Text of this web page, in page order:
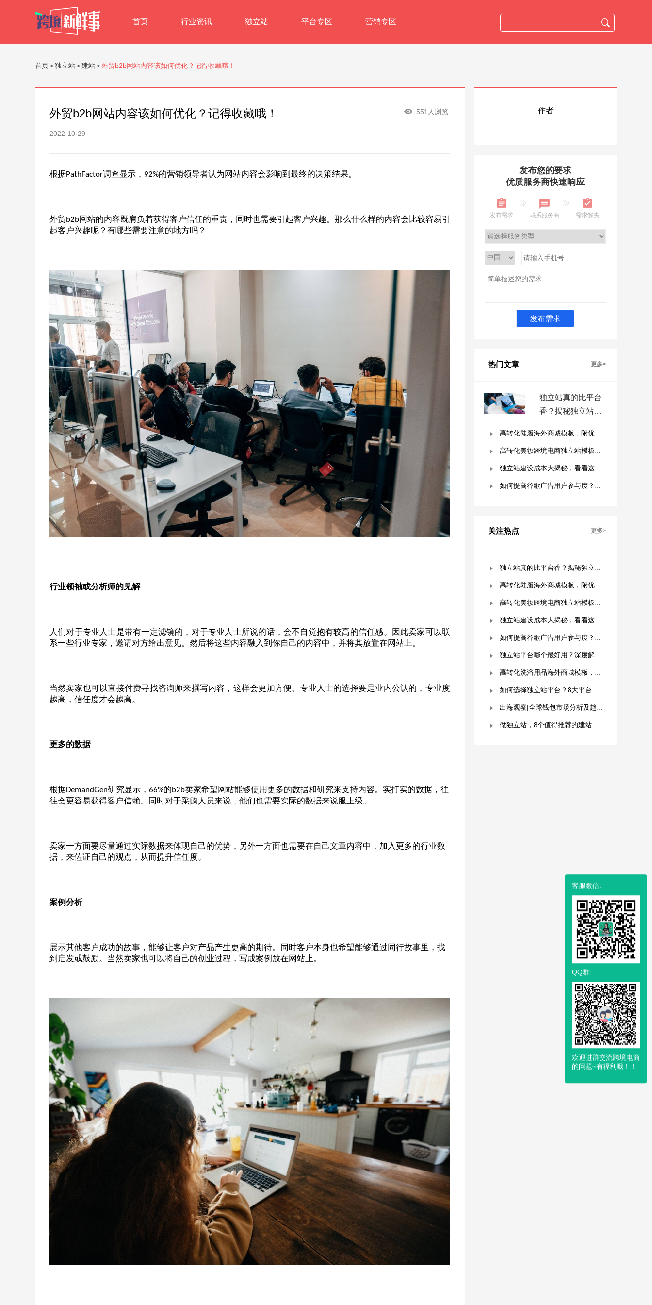
首页 行业资讯 独立站 平台专区 营销专区
首页 > 独立站 > 建站 > 外贸b2b网站内容该如何优化？记得收藏哦！
外贸b2b网站内容该如何优化？记得收藏哦！
2022-10-29
551人浏览
根据PathFactor调查显示， 92%的营销领导者认为网站内容会影响到最终的决策结果。
外贸b2b网站的内容既肩负着获得客户信任的重责，同时也需要引起客户兴趣。 那么什么样的内容会比较容易引
起客户兴趣呢？有哪些需要注意的地方吗？
行业领袖或分析师的见解
人们对于专业人士是带有一定滤镜的，对于专业人士所说的话，会不自觉抱有较高的信任感。因此卖家可以联
系一些行业专家，邀请对方给出意见。然后将这些内容融入到你自己的内容中，并将其放置在网站上。
当然卖家也可以直接付费寻找咨询师来撰写内容，这样会更加方便。专业人士的选择要是业内公认的，专业度
越高，信任度才会越高。
更多的数据
根据DemandGen研究显示， 66%的b2b卖家希望网站能够使用更多的数据和研究来支持内容。实打实的数据，往
往会更容易获得客户信赖。同时对于采购人员来说，他们也需要实际的数据来说服上级。
卖家一方面要尽量通过实际数据来体现自己的优势，另外一方面也需要在自己文章内容中，加入更多的行业数
据，来佐证自己的观点，从而提升信任度。
案例分析
展示其他客户成功的故事，能够让客户对产品产生更高的期待。同时客户本身也希望能够通过同行故事里，找
到启发或鼓励。当然卖家也可以将自己的创业过程，写成案例放在网站上。
作者
发布您的要求
优质服务商快速响应
发布需求 联系服务商 需求解决
热门文章 更多>
独立站真的比平台
香？揭秘独立站被
关注热点 更多>
客服微信:
QQ群:
欢迎进群交流跨境电商
的问题~有福利哦！！